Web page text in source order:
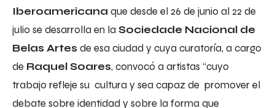
Iberoamericana que desde el 26 de junio al 22 de
julio se desarrolla en la Sociedade Nacional de
Belas Artes de esa ciudad y cuya curatoría, a cargo
de Raquel Soares, convocó a artistas “cuyo
trabajo refleje su cultura y sea capaz de promover el
debate sobre identidad y sobre la forma que